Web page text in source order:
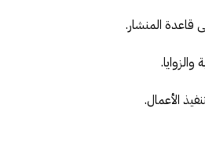
المنشار.
الأعمال.